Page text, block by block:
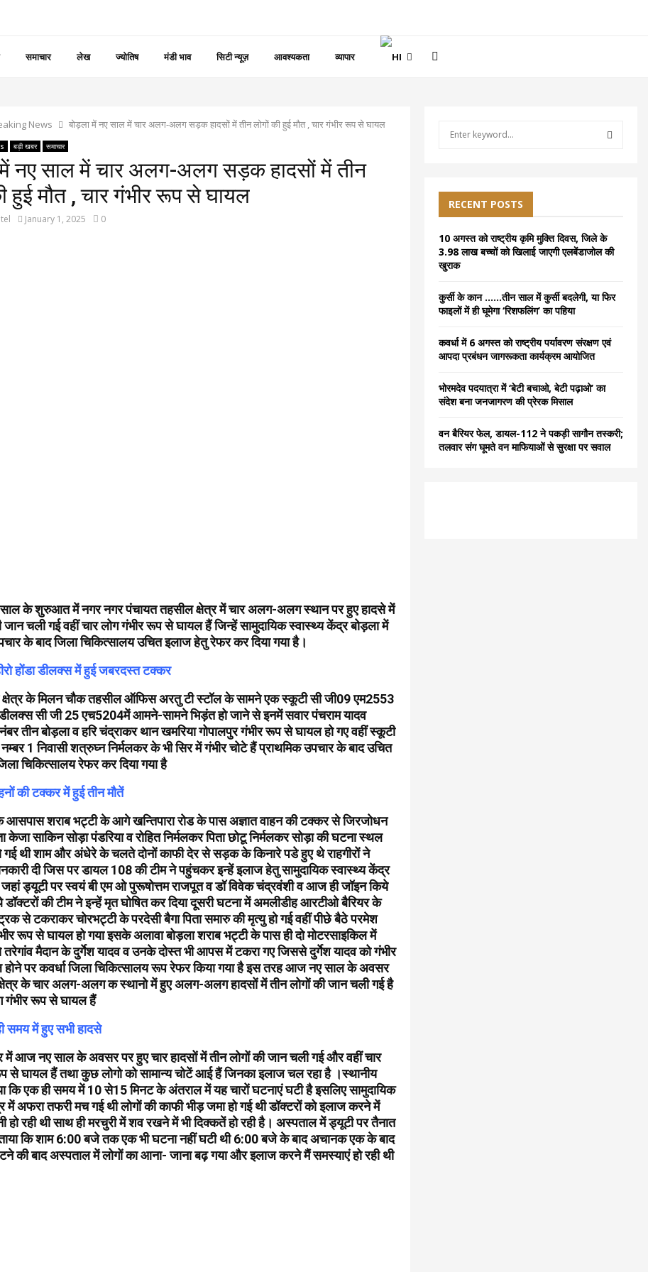
समाचार लेख ज्योतिष मंडी भाव सिटी न्यूज़ आवश्यकता व्यापार
News बोड़ला में नए साल में चार अलग-अलग सड़क हादसों में तीन लोगों की हुई मौत , चार गंभीर रूप से घायल
बड़ी खबर समाचार
में नए साल में चार अलग-अलग सड़क हादसों में तीन
हुई मौत , चार गंभीर रूप से घायल
January 1, 2025 0
साल के शुरुआत में नगर नगर पंचायत तहसील क्षेत्र में चार अलग-अलग स्थान पर हुए हादसे में
जान चली गई वहीं चार लोग गंभीर रूप से घायल हैं जिन्हें सामुदायिक स्वास्थ्य केंद्र बोड़ला में
के बाद जिला चिकित्सालय उचित इलाज हेतु रेफर कर दिया गया है।
होंडा डीलक्स में हुई जबरदस्त टक्कर
क्षेत्र के मिलन चौक तहसील ऑफिस अरतु टी स्टॉल के सामने एक स्कूटी सी जी09 एम2553
डीलक्स सी जी 25 एच5204में आमने-सामने भिड़ंत हो जाने से इनमें सवार पंचराम यादव
नंबर तीन बोड़ला व हरि चंद्राकर थान खमरिया गोपालपुर गंभीर रूप से घायल हो गए वहीं स्कूटी
नम्बर 1 निवासी शत्रुघ्न निर्मलकर के भी सिर में गंभीर चोटे हैं प्राथमिक उपचार के बाद उचित
चिकित्सालय रेफर कर दिया गया है
की टक्कर में हुई तीन मौतें
शराब भट्टी के आगे खन्तिपारा रोड के पास अज्ञात वाहन की टक्कर से जिरजोधन
केजा साकिन सोड़ा पंडरिया व रोहित निर्मलकर पिता छोटू निर्मलकर सोड़ा की घटना स्थल
गई थी शाम और अंधेरे के चलते दोनों काफी देर से सड़क के किनारे पडे हुए थे राहगीरों ने
दी जिस पर डायल 108 की टीम ने पहुंचकर इन्हें इलाज हेतु सामुदायिक स्वास्थ्य केंद्र
जहां ड्यूटी पर स्वयं बी एम ओ पुरूषोत्तम राजपूत व डॉ विवेक चंद्रवंशी व आज ही जॉइन किये
की टीम ने इन्हें मृत घोषित कर दिया दूसरी घटना में अमलीडीह आरटीओ बैरियर के
से टकराकर चोरभट्टी के परदेसी बैगा पिता समारु की मृत्यु हो गई वहीं पीछे बैठे परमेश
रूप से घायल हो गया इसके अलावा बोड़ला शराब भट्टी के पास ही दो मोटरसाइकिल में
तरेगांव मैदान के दुर्गेश यादव व उनके दोस्त भी आपस में टकरा गए जिससे दुर्गेश यादव को गंभीर
पर कवर्धा जिला चिकित्सालय रूप रेफर किया गया है इस तरह आज नए साल के अवसर
के चार अलग-अलग क स्थानो में हुए अलग-अलग हादसों में तीन लोगों की जान चली गई है
गंभीर रूप से घायल हैं
समय में हुए सभी हादसे
में आज नए साल के अवसर पर हुए चार हादसों में तीन लोगों की जान चली गई और वहीं चार
से घायल हैं तथा कुछ लोगो को सामान्य चोटें आई हैं जिनका इलाज चल रहा है ।स्थानीय
कि एक ही समय में 10 से15 मिनट के अंतराल में यह चारों घटनाएं घटी है इसलिए सामुदायिक
में अफरा तफरी मच गई थी लोगों की काफी भीड़ जमा हो गई थी डॉक्टरों को इलाज करने में
हो रही थी साथ ही मरचुरी में शव रखने में भी दिक्कतें हो रही है। अस्पताल में ड्यूटी पर तैनात
कि शाम 6:00 बजे तक एक भी घटना नहीं घटी थी 6:00 बजे के बाद अचानक एक के बाद
की बाद अस्पताल में लोगों का आना- जाना बढ़ गया और इलाज करने मैं समस्याएं हो रही थी
f
o
r
:
R
H
RECENT POSTS
10 अगस्त को राष्ट्रीय कृमि मुक्ति दिवस, जिले के
3.98 लाख बच्चों को खिलाई जाएगी एलबेंडाजोल की
खुराक
कुर्सी के कान ……तीन साल में कुर्सी बदलेगी, या फिर
फाइलों में ही घूमेगा ‘रिशफलिंग’ का पहिया
कवर्धा में 6 अगस्त को राष्ट्रीय पर्यावरण संरक्षण एवं
आपदा प्रबंधन जागरूकता कार्यक्रम आयोजित
भोरमदेव पदयात्रा में ‘बेटी बचाओ, बेटी पढ़ाओ’ का
संदेश बना जनजागरण की प्रेरक मिसाल
वन बैरियर फेल, डायल-112 ने पकड़ी सागौन तस्करी;
तलवार संग घूमते वन माफियाओं से सुरक्षा पर सवाल